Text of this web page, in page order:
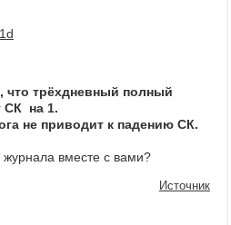
Видеотоп
что трёхдневный полный
СК на 1.
не приводит к падению СК.
вместе с вами?
Источник